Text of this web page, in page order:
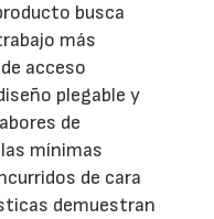
busca
más
acceso
plegable y
de
mínimas
de cara
demuestran